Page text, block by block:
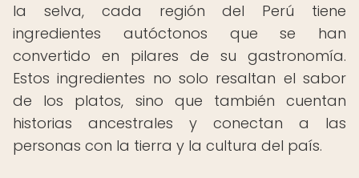
la selva, cada región del Perú tiene
ingredientes autóctonos que se han
convertido en pilares de su gastronomía.
Estos ingredientes no solo resaltan el sabor
de los platos, sino que también cuentan
historias ancestrales y conectan a las
personas con la tierra y la cultura del país.